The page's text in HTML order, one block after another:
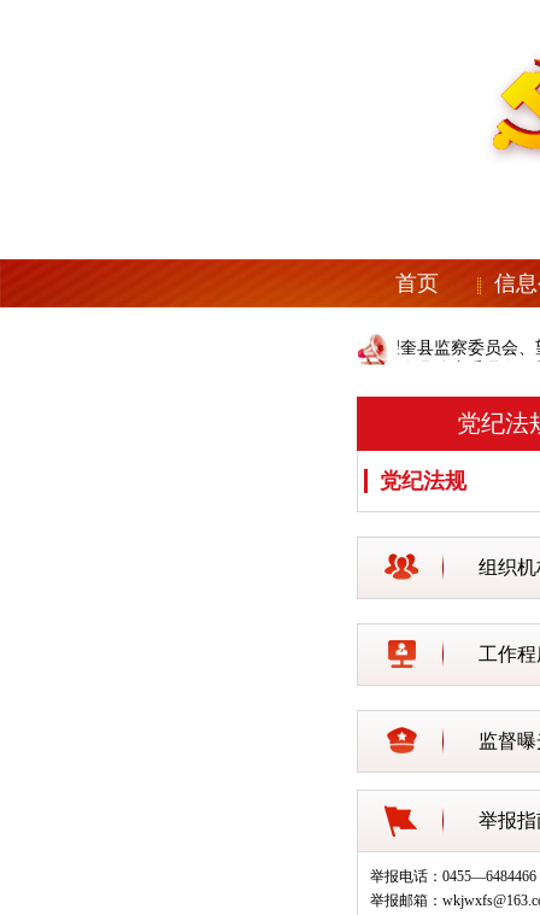
首页 信
中共望奎县纪委机关、望奎县监察委员会、
中共望奎县纪委机关、望奎县监察委员会、
党纪法
党纪法规
组织机
工作
监督
举报指
举报电话：0455—6484466
举报邮箱：